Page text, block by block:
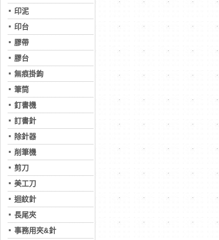
印泥
印台
膠帶
膠台
無痕掛鉤
筆筒
釘書機
訂書針
除針器
削筆機
剪刀
美工刀
迴紋針
長尾夾
事務用夾&針